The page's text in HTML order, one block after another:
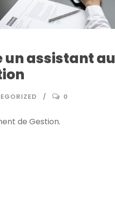
un assistant au
0
de Gestion.